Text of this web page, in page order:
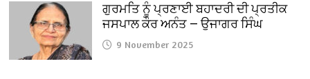
ਗੁਰਮਤਿ ਨੂੰ ਪ੍ਰਣਾਈ ਬਹਾਦਰੀ ਦੀ ਪ੍ਰਤੀਕ
ਜਸਪਾਲ ਕੌਰ ਅਨੰਤ — ਉਜਾਗਰ ਸਿੰਘ
9 November 2025